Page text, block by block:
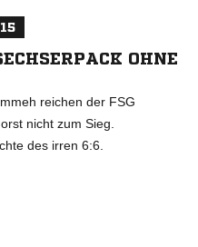
OHNE
reichen der FSG
nicht zum Sieg.
des irren 6:6.